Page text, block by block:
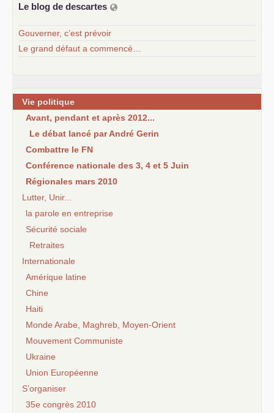
Le blog de descartes
Gouverner, c’est prévoir
Le grand défaut a commencé…
Vie politique
Avant, pendant et après 2012...
Le débat lancé par André Gerin
Combattre le FN
Conférence nationale des 3, 4 et 5 Juin
Régionales mars 2010
Lutter, Unir...
la parole en entreprise
Sécurité sociale
Retraites
Internationale
Amérique latine
Chine
Haiti
Monde Arabe, Maghreb, Moyen-Orient
Mouvement Communiste
Ukraine
Union Européenne
S’organiser
35e congrès 2010